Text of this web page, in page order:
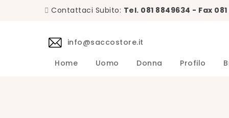
Contattaci Subito: Tel. 081 8849634 - Fax
info@saccostore.it
Home Uomo Donna Profilo